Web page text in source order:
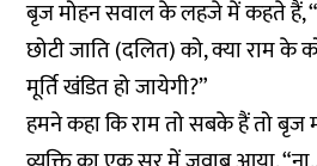
बृज मोहन सवाल के लहजे में कहते हैं,
छोटी जाति (दलित) को, क्या राम के
मूर्ति खंडित हो जायेगी?”
हमने कहा कि राम तो सबके हैं तो